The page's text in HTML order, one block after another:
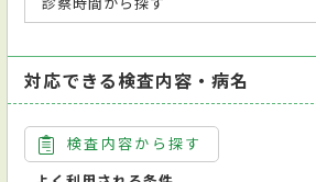
対応できる検査内容・病名
検査内容から探す